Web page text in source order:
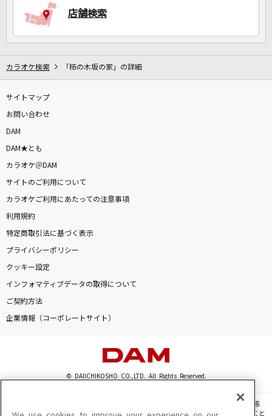
店舗検索
カラオケ検索 「柿の木坂の家」の詳細
サイトマップ
お問い合わせ
DAM
DAM★とも
カラオケ＠DAM
サイトのご利用について
カラオケご利用にあたっての注意事項
利用規約
特定商取引法に基づく表示
プライバシーポリシー
クッキー設定
インフォマティブデータの取得について
ご契約方法
企業情報（コーポレートサイト）
© DAIICHIKOSHO CO.,LTD. All Rights Reserved.
このサイトに掲載されている一切の文章・画像・写真・動画・音声等を、手段や形態
を問わず、著作権法の定める範囲を超えて無断で複製、転載、ファイル化などすること